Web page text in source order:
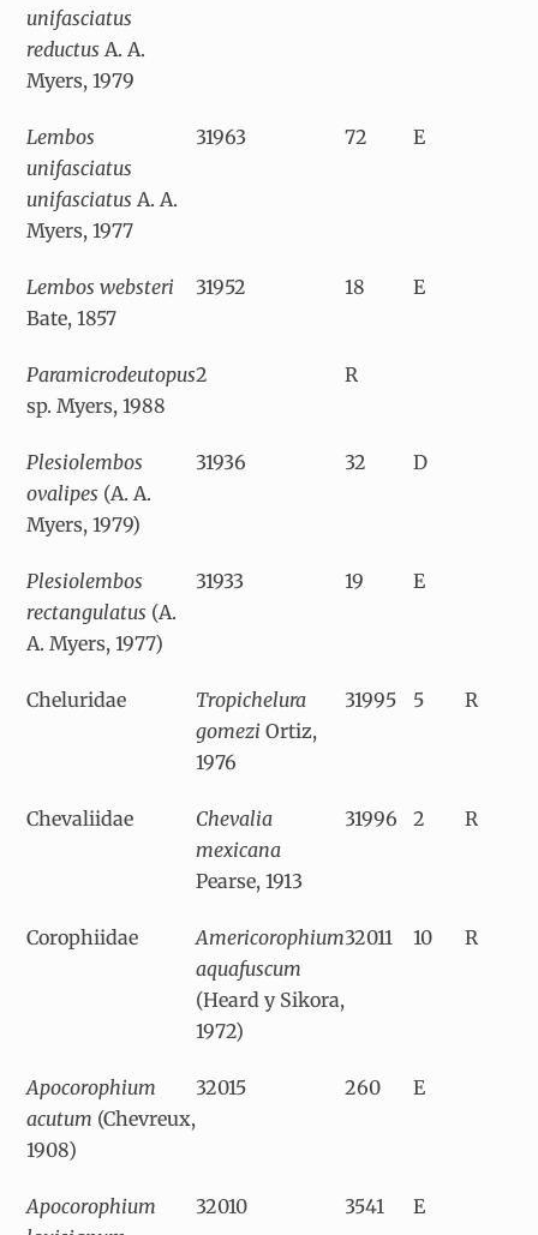
unifasciatus
reductus A. A.
Myers, 1979
Lembos
unifasciatus
unifasciatus A. A.
Myers, 1977
31963 72 E
Lembos websteri
Bate, 1857
31952 18 E
Paramicrodeutopus
sp. Myers, 1988
2 R
Plesiolembos
ovalipes (A. A.
Myers, 1979)
31936 32 D
Plesiolembos
rectangulatus (A.
A. Myers, 1977)
31933 19 E
Cheluridae
Tropichelura
gomeziOrtiz,
1976
31995 5 R
Chevaliidae
Chevalia
mexicana
Pearse, 1913
31996 2 R
Corophiidae
Americorophium
aquafuscum
(Heard y Sikora,
1972)
32011 10 R
Apocorophium
acutum (Chevreux,
1908)
32015 260 E
Apocorophium
32010 3541 E